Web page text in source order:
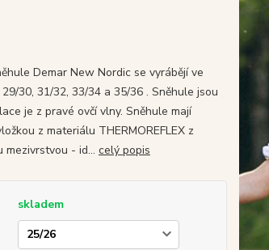
Demar New Nordic se vyrábějí ve
30, 31/32, 33/34 a 35/36 . Sněhule jsou
je z pravé ovčí vlny. Sněhule mají
z materiálu THERMOREFLEX z
- id... celý popis
skladem